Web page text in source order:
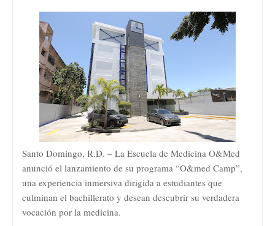
Santo Domingo, R.D. – La Escuela de Medicina O&Med
anunció el lanzamiento de su programa “O&med Camp”,
una experiencia inmersiva dirigida a estudiantes que
culminan el bachillerato y desean descubrir su verdadera
vocación por la medicina.